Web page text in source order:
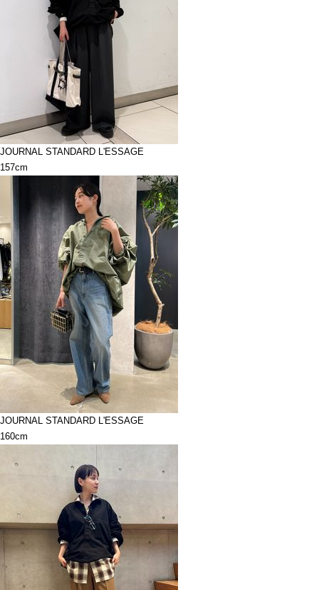
JOURNAL STANDARD L'ESSAGE
157cm
JOURNAL STANDARD L'ESSAGE
160cm